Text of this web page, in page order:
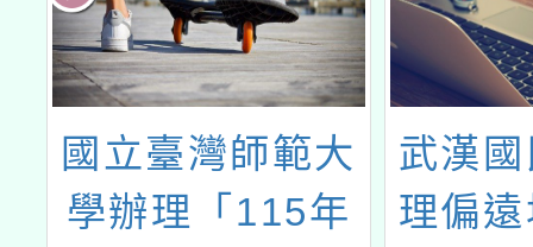
國立臺灣師範大
學辦理「115年
武漢
理偏